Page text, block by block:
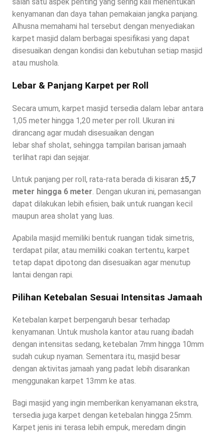
kenyamanan dan daya tahan pemakaian jangka panjang.
Alhusna memahami hal tersebut dengan menyediakan
karpet masjid dalam berbagai spesifikasi yang dapat
disesuaikan dengan kondisi dan kebutuhan setiap masjid
atau mushola.
Lebar & Panjang Karpet per Roll
Secara umum, karpet masjid tersedia dalam lebar antara
1,05 meter hingga 1,20 meter per roll. Ukuran ini
dirancang agar mudah disesuaikan dengan
lebar shaf sholat, sehingga tampilan barisan jamaah
terlihat rapi dan sejajar.
Untuk panjang per roll, rata-rata berada di kisaran ±5,7
meter hingga 6 meter . Dengan ukuran ini, pemasangan
dapat dilakukan lebih efisien, baik untuk ruangan kecil
maupun area sholat yang luas.
Apabila masjid memiliki bentuk ruangan tidak simetris,
terdapat pilar, atau memiliki coakan tertentu, karpet
tetap dapat dipotong dan disesuaikan agar menutup
lantai dengan rapi.
Pilihan Ketebalan Sesuai Intensitas Jamaah
Ketebalan karpet berpengaruh besar terhadap
kenyamanan. Untuk mushola kantor atau ruang ibadah
dengan intensitas sedang, ketebalan 7mm hingga 10mm
sudah cukup nyaman. Sementara itu, masjid besar
dengan aktivitas jamaah yang padat lebih disarankan
menggunakan karpet 13mm ke atas.
Bagi masjid yang ingin memberikan kenyamanan ekstra,
tersedia juga karpet dengan ketebalan hingga 25mm.
Karpet jenis ini terasa lebih empuk, meredam dingin